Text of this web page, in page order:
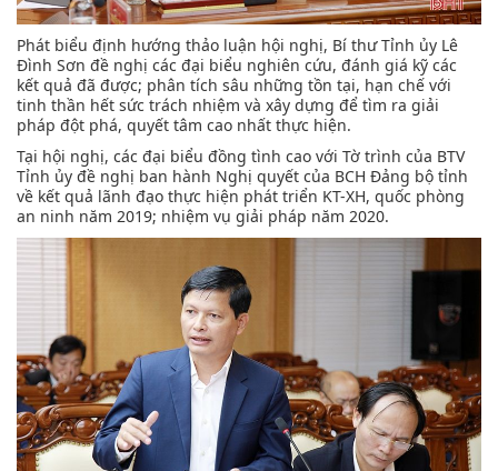
Phát biểu định hướng thảo luận hội nghị, Bí thư Tỉnh ủy Lê
Đình Sơn đề nghị các đại biểu nghiên cứu, đánh giá kỹ các
kết quả đã được; phân tích sâu những tồn tại, hạn chế với
tinh thần hết sức trách nhiệm và xây dựng để tìm ra giải
pháp đột phá, quyết tâm cao nhất thực hiện.
Tại hội nghị, các đại biểu đồng tình cao với Tờ trình của BTV
Tỉnh ủy đề nghị ban hành Nghị quyết của BCH Đảng bộ tỉnh
về kết quả lãnh đạo thực hiện phát triển KT-XH, quốc phòng
an ninh năm 2019; nhiệm vụ giải pháp năm 2020.